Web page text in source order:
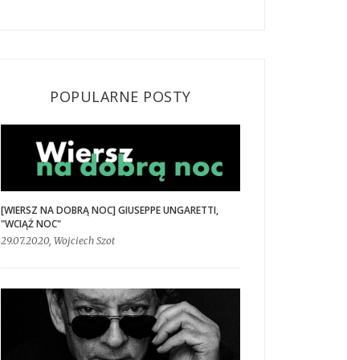
POPULARNE POSTY
[WIERSZ NA DOBRĄ NOC] GIUSEPPE UNGARETTI,
"WCIĄŻ NOC"
29.07.2020, Wojciech Szot